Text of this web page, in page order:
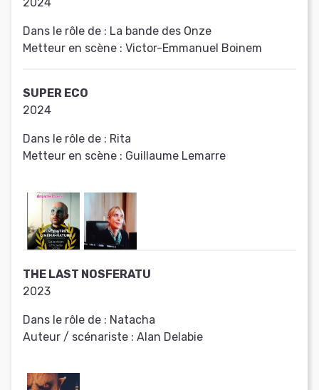
Dans le rôle de : La bande des Onze
Metteur en scène : Victor-Emmanuel Boinem
SUPER ECO
2024
Dans le rôle de : Rita
Metteur en scène : Guillaume Lemarre
THE LAST NOSFERATU
2023
Dans le rôle de : Natacha
Auteur / scénariste : Alan Delabie